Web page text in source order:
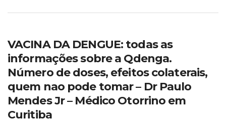
VACINA DA DENGUE: todas as
informações sobre a Qdenga.
Número de doses, efeitos colaterais,
quem nao pode tomar – Dr Paulo
Mendes Jr – Médico Otorrino em
Curitiba